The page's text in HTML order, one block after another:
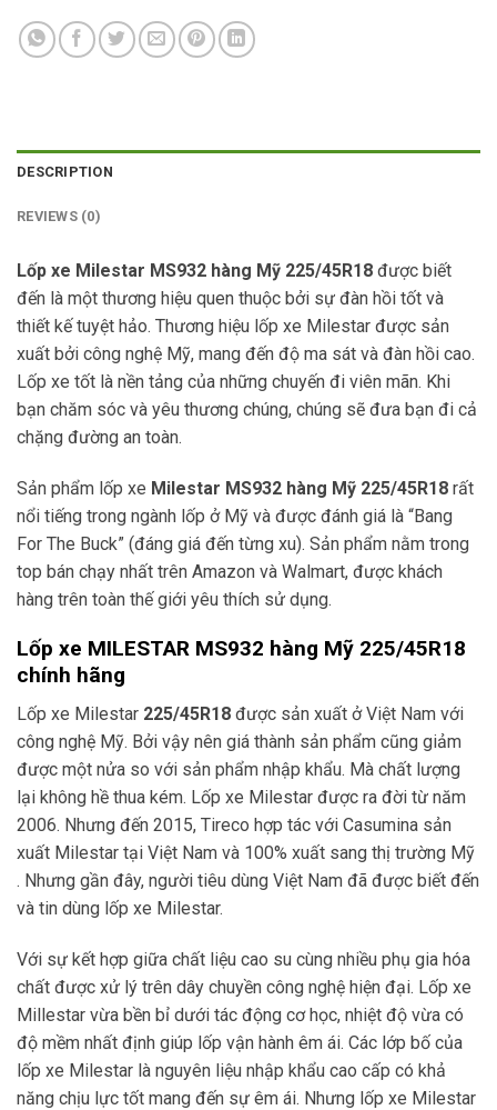
DESCRIPTION
REVIEWS (0)
Lốp xe Milestar MS932 hàng Mỹ 225/45R18 được biết
đến là một thương hiệu quen thuộc bởi sự đàn hồi tốt và
thiết kế tuyệt hảo. Thương hiệu lốp xe Milestar được sản
xuất bởi công nghệ Mỹ, mang đến độ ma sát và đàn hồi cao.
Lốp xe tốt là nền tảng của những chuyến đi viên mãn. Khi
bạn chăm sóc và yêu thương chúng, chúng sẽ đưa bạn đi cả
chặng đường an toàn.
Sản phẩm lốp xe Milestar MS932 hàng Mỹ 225/45R18 rất
nổi tiếng trong ngành lốp ở Mỹ và được đánh giá là “Bang
For The Buck” (đáng giá đến từng xu). Sản phẩm nằm trong
top bán chạy nhất trên Amazon và Walmart, được khách
hàng trên toàn thế giới yêu thích sử dụng.
Lốp xe MILESTAR MS932 hàng Mỹ 225/45R18
chính hãng
Lốp xe Milestar 225/45R18 được sản xuất ở Việt Nam với
công nghệ Mỹ. Bởi vậy nên giá thành sản phẩm cũng giảm
được một nửa so với sản phẩm nhập khẩu. Mà chất lượng
lại không hề thua kém. Lốp xe Milestar được ra đời từ năm
2006. Nhưng đến 2015, Tireco hợp tác với Casumina sản
xuất Milestar tại Việt Nam và 100% xuất sang thị trường Mỹ
. Nhưng gần đây, người tiêu dùng Việt Nam đã được biết đến
và tin dùng lốp xe Milestar.
Với sự kết hợp giữa chất liệu cao su cùng nhiều phụ gia hóa
chất được xử lý trên dây chuyền công nghệ hiện đại. Lốp xe
Millestar vừa bền bỉ dưới tác động cơ học, nhiệt độ vừa có
độ mềm nhất định giúp lốp vận hành êm ái. Các lớp bố của
lốp xe Milestar là nguyên liệu nhập khẩu cao cấp có khả
năng chịu lực tốt mang đến sự êm ái. Nhưng lốp xe Milestar